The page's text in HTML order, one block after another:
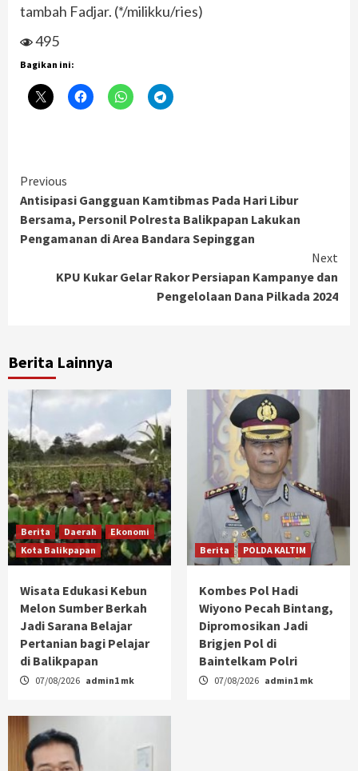
tambah Fadjar. (*/milikku/ries)
495
Bagikan ini:
Continue
Reading
Previous
Antisipasi Gangguan Kamtibmas Pada Hari Libur
Bersama, Personil Polresta Balikpapan Lakukan
Pengamanan di Area Bandara Sepinggan
Next
KPU Kukar Gelar Rakor Persiapan Kampanye dan
Pengelolaan Dana Pilkada 2024
Berita Lainnya
Berita Daerah
Ekonomi
Kota Balikpapan
Wisata Edukasi Kebun
Melon Sumber Berkah
Jadi Sarana Belajar
Pertanian bagi Pelajar
di Balikpapan
07/08/2026 admin1 mk
Berita POLDA KALTIM
Kombes Pol Hadi
Wiyono Pecah Bintang,
Dipromosikan Jadi
Brigjen Pol di
Baintelkam Polri
07/08/2026 admin1 mk